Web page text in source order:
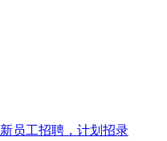
员工招聘，计划招录